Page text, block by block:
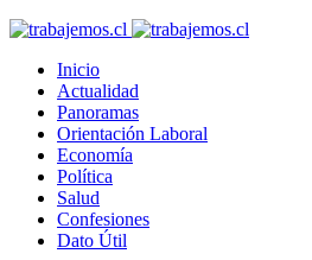
Inicio
Actualidad
Panoramas
Orientación Laboral
Economía
Política
Salud
Confesiones
Dato Útil